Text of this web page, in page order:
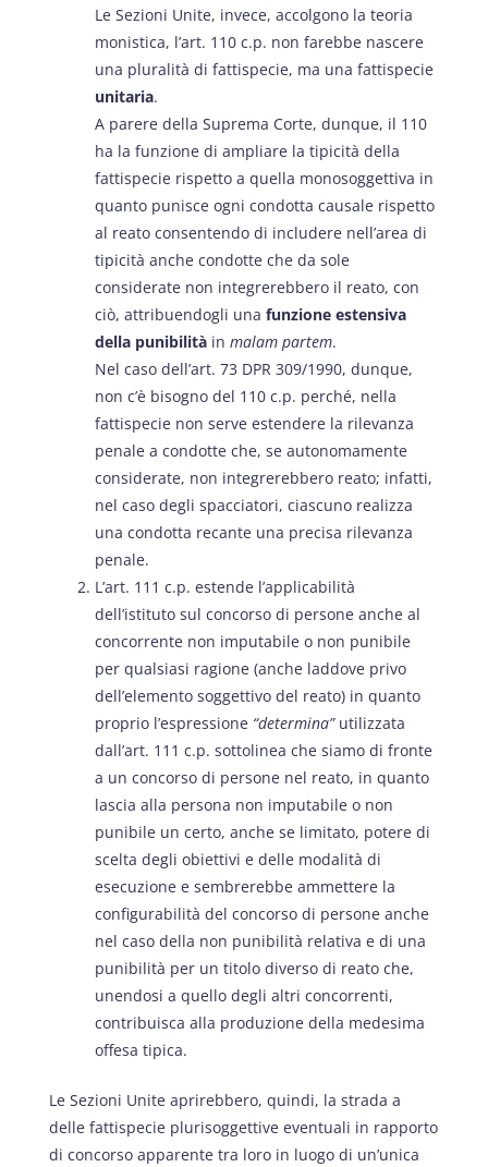
Le Sezioni Unite, invece, accolgono la teoria
monistica, l’art. 110 c.p. non farebbe nascere
una pluralità di fattispecie, ma una fattispecie
unitaria.
A parere della Suprema Corte, dunque, il 110
ha la funzione di ampliare la tipicità della
fattispecie rispetto a quella monosoggettiva in
quanto punisce ogni condotta causale rispetto
al reato consentendo di includere nell’area di
tipicità anche condotte che da sole
considerate non integrerebbero il reato, con
ciò, attribuendogli una funzione estensiva
della punibilitàin malam partem.
Nel caso dell’art. 73 DPR 309/1990, dunque,
non c’è bisogno del 110 c.p. perché, nella
fattispecie non serve estendere la rilevanza
penale a condotte che, se autonomamente
considerate, non integrerebbero reato; infatti,
nel caso degli spacciatori, ciascuno realizza
una condotta recante una precisa rilevanza
penale.
L’art. 111 c.p. estende l’applicabilità
dell’istituto sul concorso di persone anche al
concorrente non imputabile o non punibile
per qualsiasi ragione (anche laddove privo
dell’elemento soggettivo del reato) in quanto
proprio l’espressione “determina”utilizzata
dall’art. 111 c.p. sottolinea che siamo di fronte
a un concorso di persone nel reato, in quanto
lascia alla persona non imputabile o non
punibile un certo, anche se limitato, potere di
scelta degli obiettivi e delle modalità di
esecuzione e sembrerebbe ammettere la
configurabilità del concorso di persone anche
nel caso della non punibilità relativa e di una
punibilità per un titolo diverso di reato che,
unendosi a quello degli altri concorrenti,
contribuisca alla produzione della medesima
offesa tipica.
Le Sezioni Unite aprirebbero, quindi, la strada a
delle fattispecie plurisoggettive eventuali in rapporto
di concorso apparente tra loro in luogo di un’unica